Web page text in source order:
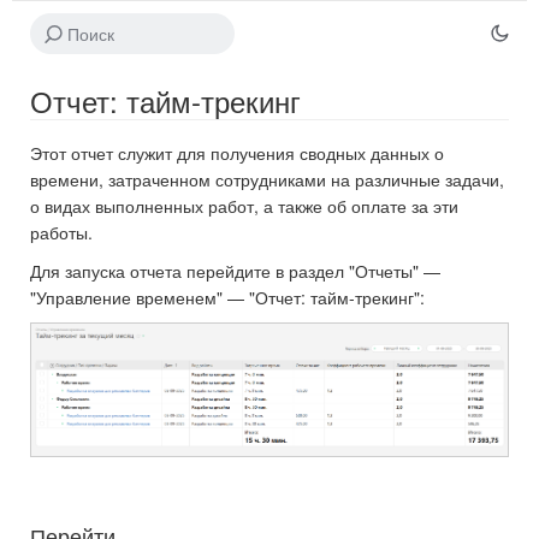
Отчет: тайм-трекинг
Этот отчет служит для получения сводных данных о
времени, затраченном сотрудниками на различные задачи,
о видах выполненных работ, а также об оплате за эти
работы.
Для запуска отчета перейдите в раздел "Отчеты" —
"Управление временем" — "Отчет: тайм-трекинг":